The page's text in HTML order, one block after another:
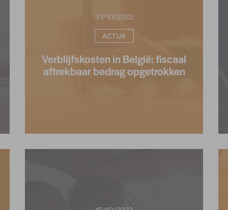
31/10/2022
ACTUA
Verblijfskosten in België: fiscaal
aftrekbaar bedrag opgetrokken